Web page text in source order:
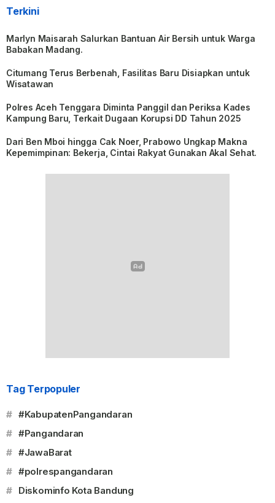
Terkini
Marlyn Maisarah Salurkan Bantuan Air Bersih untuk Warga
Babakan Madang.
Citumang Terus Berbenah, Fasilitas Baru Disiapkan untuk
Wisatawan
Polres Aceh Tenggara Diminta Panggil dan Periksa Kades
Kampung Baru, Terkait Dugaan Korupsi DD Tahun 2025
Dari Ben Mboi hingga Cak Noer, Prabowo Ungkap Makna
Kepemimpinan: Bekerja, Cintai Rakyat Gunakan Akal Sehat.
Tag Terpopuler
# #KabupatenPangandaran
# #Pangandaran
# #JawaBarat
# #polrespangandaran
# Diskominfo Kota Bandung